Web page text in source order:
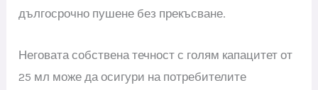
дългосрочно пушене без прекъсване.
Неговата собствена течност с голям капацитет от
25 мл може да осигури на потребителите